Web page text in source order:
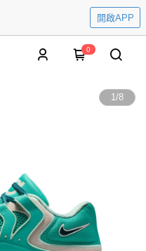
開啟APP
0
1/8